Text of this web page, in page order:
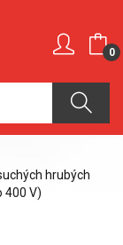
0
hrubých
400 V)